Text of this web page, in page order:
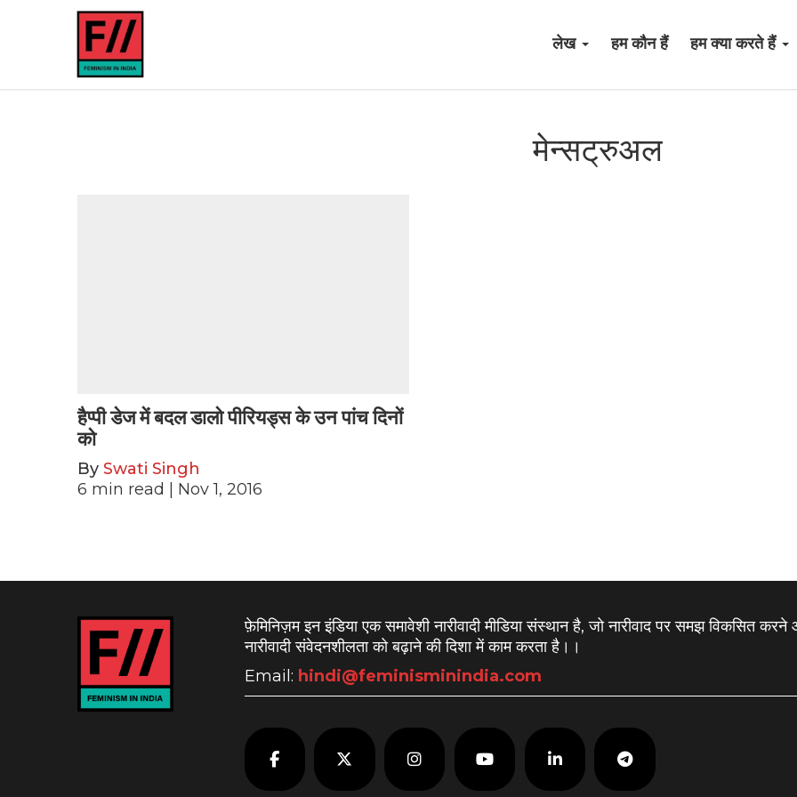
लेख हम कौन हैं हम क्या करते हैं
मेन्सट्रुअल
हैप्पी डेज में बदल डालो पीरियड्स के उन पांच दिनों
को
By Swati Singh
6 min read | Nov 1, 2016
फ़ेमिनिज़म इन इंडिया एक समावेशी नारीवादी मीडिया संस्थान है, जो नारीवाद पर समझ विकसित
नारीवादी संवेदनशीलता को बढ़ाने की दिशा में काम करता है। ।
Email: hindi@feminisminindia.com